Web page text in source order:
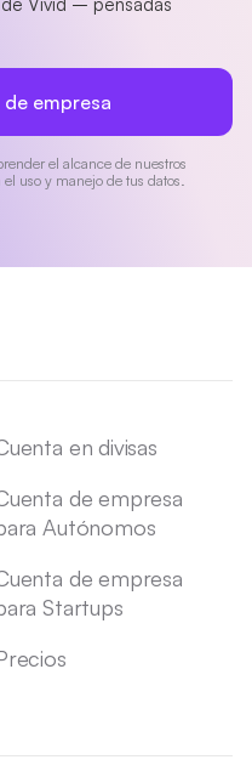
empresa
el alcance de nuestros
el uso y manejo de tus datos.
en divisas
de empresa
Autónomos
de empresa
Startups